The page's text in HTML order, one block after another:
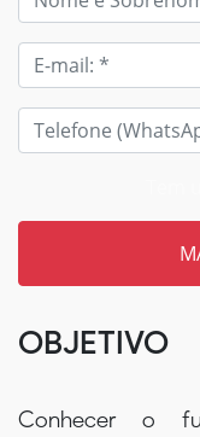
OBJETIVO
Conhecer o